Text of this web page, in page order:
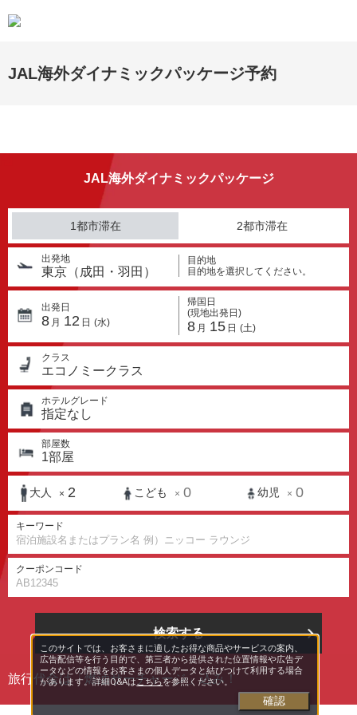
JAL海外ダイナミックパッケージ予約
JAL海外ダイナミックパッケージ
1都市滞在 2都市滞在
出発地
東京（成田・羽田）
目的地
目的地を選択してください。
出発日
8 月 12 日 (水)
帰国日
(現地出発日)
8 月 15 日 (土)
クラス
エコノミークラス
ホテルグレード
指定なし
部屋数
1部屋
大人 × 2 こども × 0 幼児 × 0
キーワード
クーポンコード
検索する
旅行代金は「燃油サーチャージ」込み！
このサイトでは、お客さまに適したお得な商品やサービスの案内、
広告配信等を行う目的で、第三者から提供された位置情報や広告デ
ータなどの情報をお客さまの個人データと結びつけて利用する場合
があります。詳細Q&Aはこちらを参照ください。
確認